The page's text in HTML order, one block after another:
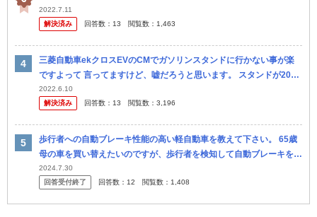
2022.7.11
解決済み
回答数： 13 閲覧数： 1,463
三菱自動車ekクロスEVのCMでガソリンスタンドに行かない事が楽
ですよって 言ってますけど、嘘だろうと思います。 スタンドが20ｋ
ｍ行かないとないような僻地の話かと疑います。 私の街は、一番近
い...
2022.6.10
解決済み
回答数： 13 閲覧数： 3,196
歩行者への自動ブレーキ性能の高い軽自動車を教えて下さい。 65歳
母の車を買い替えたいのですが、歩行者を検知して自動ブレーキをか
けてくれる性能が一番高い軽自動車はありますか。 田舎の山中に住
んでお...
2024.7.30
回答受付終了
回答数： 12 閲覧数： 1,408